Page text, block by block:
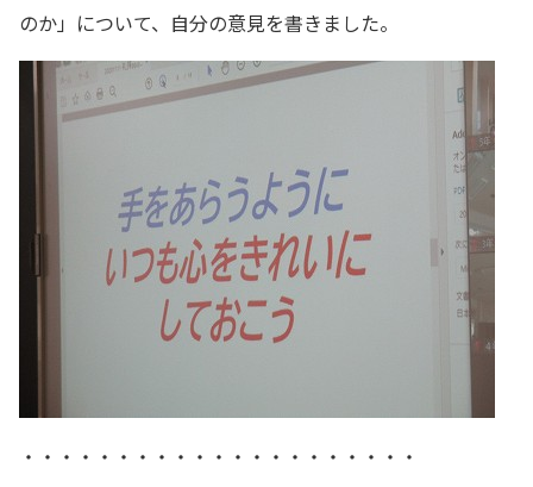
のか」について、自分の意見を書きました。
・・・・・・・・・・・・・・・・・・・・・